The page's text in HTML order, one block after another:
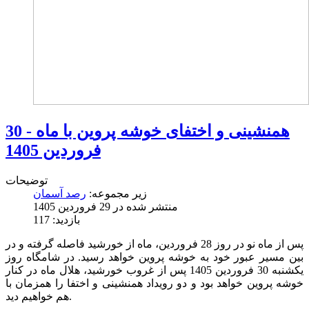
همنشینی و اختفای خوشه پروین با ماه - 30
فروردین 1405
توضیحات
زیر مجموعه: رصد آسمان
منتشر شده در 29 فروردين 1405
بازدید: 117
پس از ماه نو در روز 28 فروردین، ماه از خورشید فاصله گرفته و در
بین مسیر عبور خود به خوشه پروین خواهد رسید. در شامگاه روز
یکشنبه 30 فروردین 1405 پس از غروب خورشید، هلال ماه در کنار
خوشه پروین خواهد بود و دو رویداد همنشینی و اختفا را همزمان با
هم خواهیم دید.